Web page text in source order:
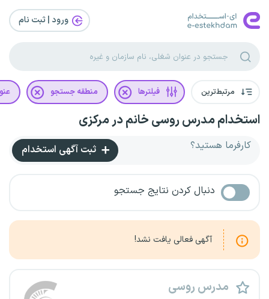
ورود | ثبت‌ نام
مرتبط‌ترین فیلترها منطقه جستجو
استخدام مدرس روسی خانم در مرکزی
کارفرما هستید؟ ثبت آگهی استخدام
دنبال کردن نتایج جستجو
آگهی فعالی یافت نشد!
مدرس روسی